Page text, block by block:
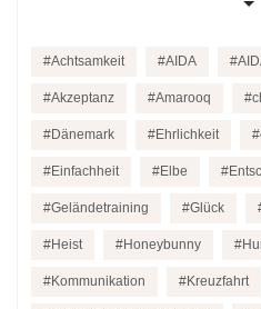
Achtsamkeit AIDA
Akzeptanz Amarooq
Dänemark Ehrlichkeit
Einfachheit Elbe
Geländetraining Glück
Heist Honeybunny
Kommunikation Kreuzfahrt